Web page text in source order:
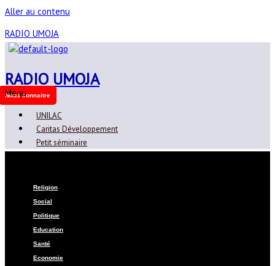
Aller au contenu
RADIO UMOJA
RADIO UMOJA
Nous connaitre
Menu
UNILAC
Caritas Développement
Petit séminaire
Religion
Social
Politique
Education
Santé
Economie